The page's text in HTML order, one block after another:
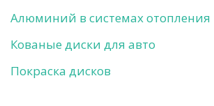
Алюминий в системах отопления
Кованые диски для авто
Покраска дисков